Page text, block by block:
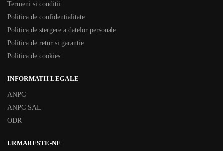
Termeni si conditii
Politica de confidentialitate
Politica de stergere a datelor personale
Politica de retur si garantie
Politica de cookies
INFORMATII LEGALE
ANPC
ANPC SAL
ODR
URMARESTE-NE